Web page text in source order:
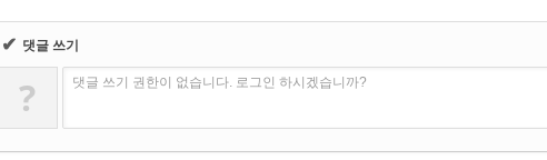
✔ 댓글 쓰기
? 댓글 쓰기 권한이 없습니다. 로그인 하시겠습니까?